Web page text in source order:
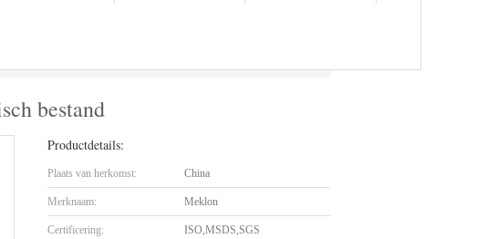
bestand
Productdetails:
Plaats van herkomst: China
Merknaam: Meklon
Certificering: ISO,MSDS,SGS